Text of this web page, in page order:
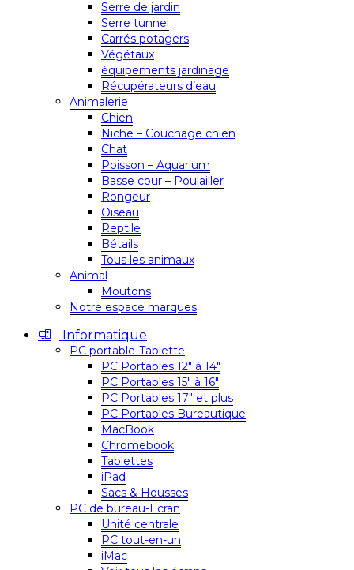
Serre de jardin
Serre tunnel
Carrés potagers
Végétaux
équipements jardinage
Récupérateurs d’eau
Animalerie
Chien
Niche – Couchage chien
Chat
Poisson – Aquarium
Basse cour – Poulailler
Rongeur
Oiseau
Reptile
Bétails
Tous les animaux
Animal
Moutons
Notre espace marques
Informatique
PC portable-Tablette
PC Portables 12″ à 14″
PC Portables 15″ à 16″
PC Portables 17″ et plus
PC Portables Bureautique
MacBook
Chromebook
Tablettes
iPad
Sacs & Housses
PC de bureau-Ecran
Unité centrale
PC tout-en-un
iMac